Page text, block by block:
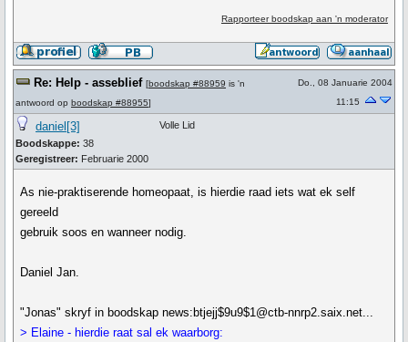
Rapporteer boodskap aan 'n moderator
Re: Help - asseblief [boodskap #88959 is 'n
antwoord op boodskap #88955]
Do., 08 Januarie 2004
11:15
daniel[3]
Boodskappe: 38
Geregistreer: Februarie 2000
Volle Lid
As nie-praktiserende homeopaat, is hierdie raad iets wat ek self
gereeld
gebruik soos en wanneer nodig.
Daniel Jan.
"Jonas" skryf in boodskap news:btjejj$9u9$1@ctb-nnrp2.saix.net...
> Elaine - hierdie raat sal ek waarborg: